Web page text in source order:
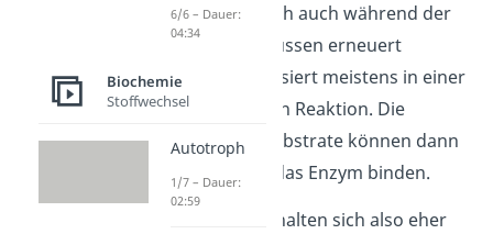
verändern sie sich auch während der
Reaktion und müssen erneuert
werden. Das passiert meistens in einer
nachgeschalteten Reaktion. Die
erneuerten Cosubstrate können dann
auch wieder an das Enzym binden.
Cosubstrate verhalten sich also eher
6/6 – Dauer:
04:34
Biochemie
Stoffwechsel
Autotroph
1/7 – Dauer:
02:59